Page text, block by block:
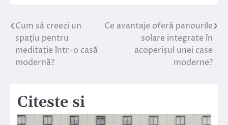
Navigare
în
articole
Cum să creezi un
spațiu pentru
meditație într-o casă
modernă?
Ce avantaje oferă panourile
solare integrate în
acoperișul unei case
moderne?
Citeste si